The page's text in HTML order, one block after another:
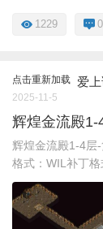
1229 0
点击重新加载 爱
2025-11-5
辉煌金流殿1-
辉煌金流殿1-4层
格式：WIL补丁格